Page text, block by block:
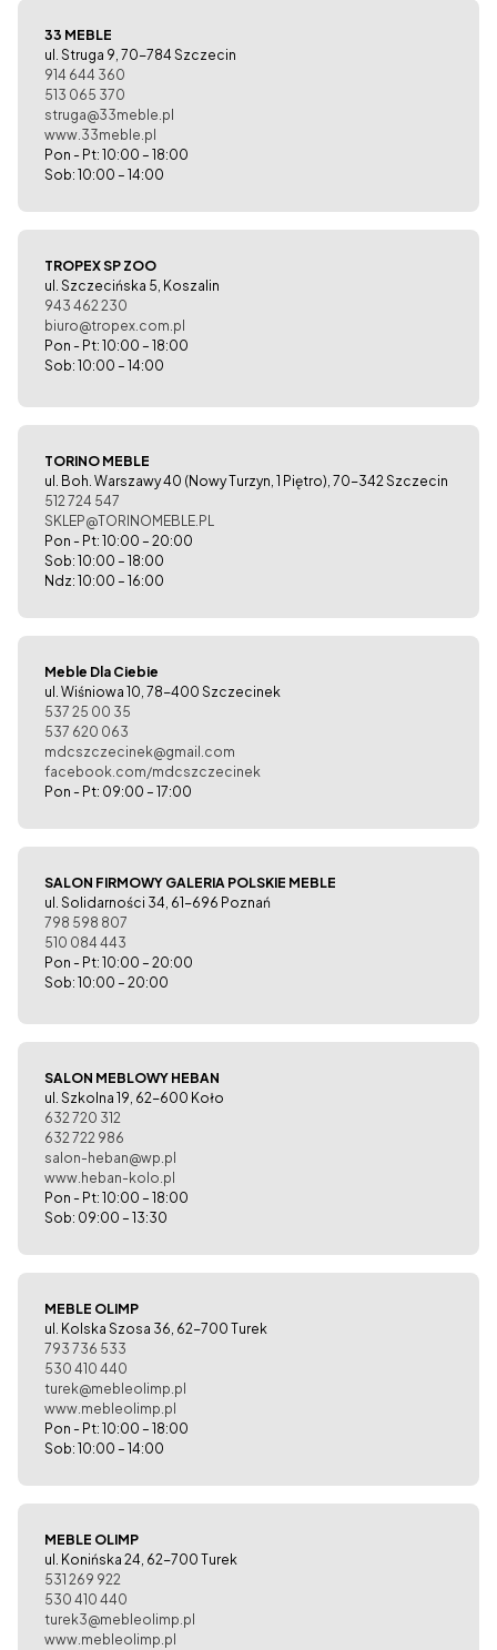
33 MEBLE
ul. Struga 9, 70-784 Szczecin
914 644 360
513 065 370
struga@33meble.pl
www.33meble.pl
Pon - Pt: 10:00 – 18:00
Sob: 10:00 – 14:00
TROPEX SP ZOO
ul. Szczecińska 5, Koszalin
943 462 230
biuro@tropex.com.pl
Pon - Pt: 10:00 – 18:00
Sob: 10:00 – 14:00
TORINO MEBLE
ul. Boh. Warszawy 40 (Nowy Turzyn, 1 Piętro), 70-342 Szczecin
512 724 547
SKLEP@TORINOMEBLE.PL
Pon - Pt: 10:00 – 20:00
Sob: 10:00 – 18:00
Ndz: 10:00 – 16:00
Meble Dla Ciebie
ul. Wiśniowa 10, 78-400 Szczecinek
537 25 00 35
537 620 063
mdcszczecinek@gmail.com
facebook.com/mdcszczecinek
Pon - Pt: 09:00 – 17:00
SALON FIRMOWY GALERIA POLSKIE MEBLE
ul. Solidarności 34, 61-696 Poznań
798 598 807
510 084 443
Pon - Pt: 10:00 – 20:00
Sob: 10:00 – 20:00
SALON MEBLOWY HEBAN
ul. Szkolna 19, 62-600 Koło
632 720 312
632 722 986
salon-heban@wp.pl
www.heban-kolo.pl
Pon - Pt: 10:00 – 18:00
Sob: 09:00 – 13:30
MEBLE OLIMP
ul. Kolska Szosa 36, 62-700 Turek
793 736 533
530 410 440
turek@mebleolimp.pl
www.mebleolimp.pl
Pon - Pt: 10:00 – 18:00
Sob: 10:00 – 14:00
MEBLE OLIMP
ul. Konińska 24, 62-700 Turek
531 269 922
530 410 440
turek3@mebleolimp.pl
www.mebleolimp.pl